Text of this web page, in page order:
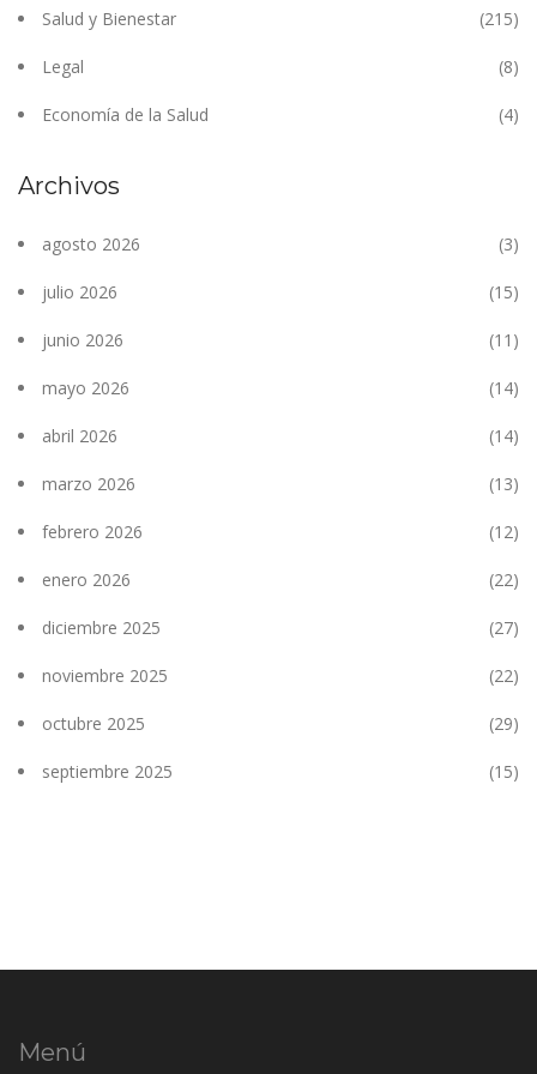
Salud y Bienestar (215)
Legal (8)
Economía de la Salud (4)
Archivos
agosto 2026 (3)
julio 2026 (15)
junio 2026 (11)
mayo 2026 (14)
abril 2026 (14)
marzo 2026 (13)
febrero 2026 (12)
enero 2026 (22)
diciembre 2025 (27)
noviembre 2025 (22)
octubre 2025 (29)
septiembre 2025 (15)
Menú